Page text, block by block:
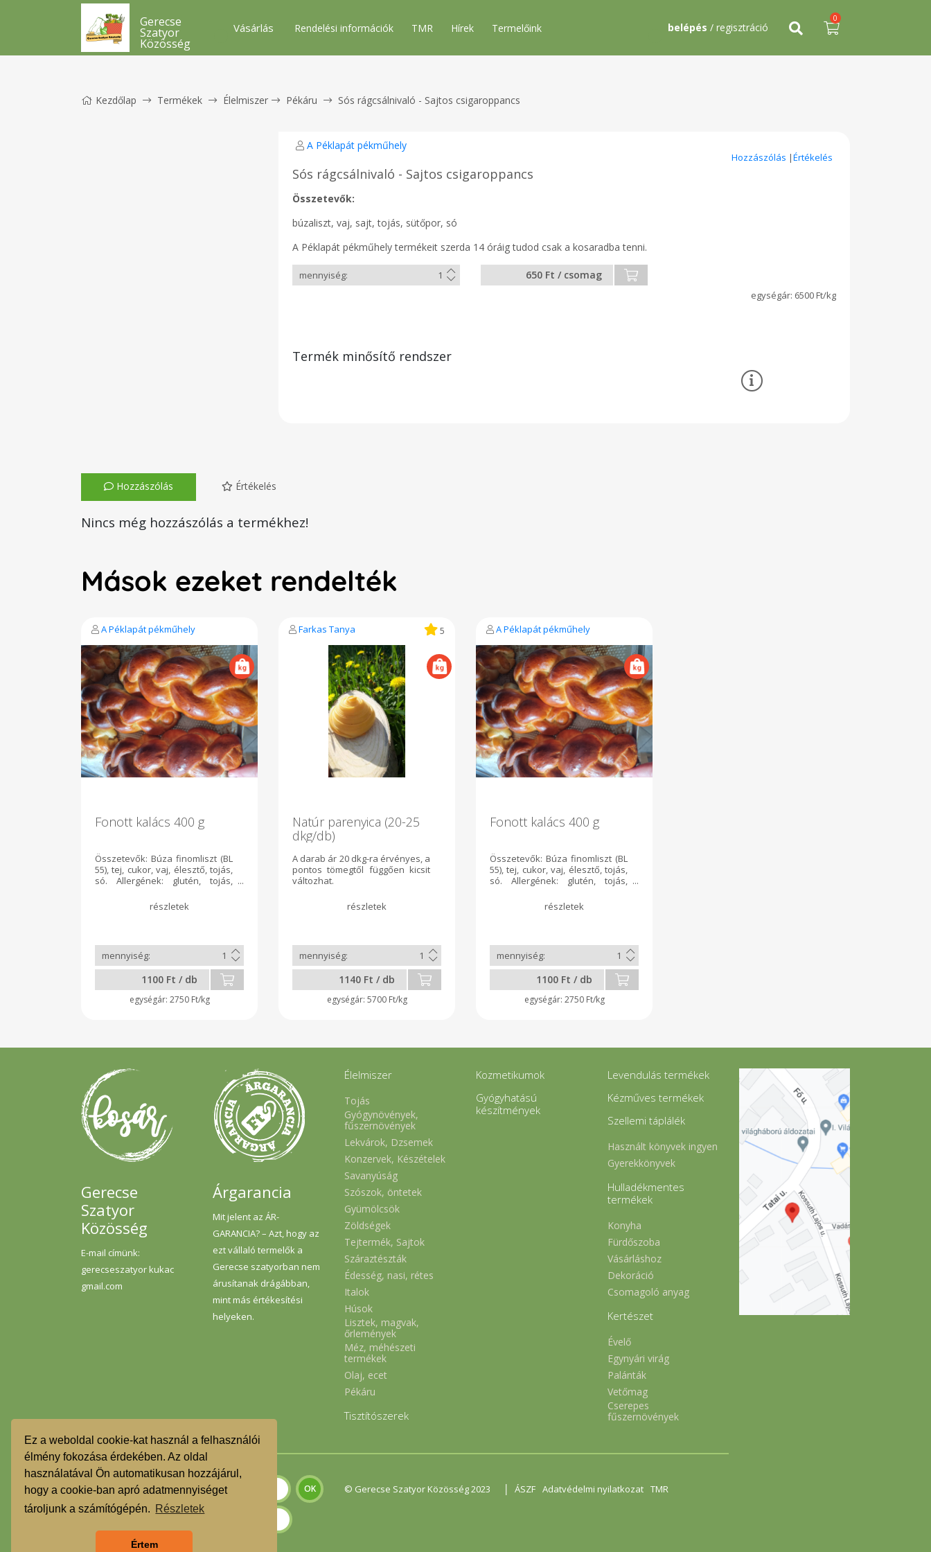
Ez a weboldal cookie-kat használ a felhasználói
élmény fokozása érdekében. Az oldal
használatával Ön automatikusan hozzájárul,
hogy a cookie-ban apró adatmennyiséget
tároljunk a számítógépén. Részletek
Értem
Gerecse
Szatyor
Közösség
Vásárlás Rendelési információk TMR Hírek Termelőink belépés / regisztráció
0
Kezdőlap Termékek Élelmiszer Pékáru Sós rágcsálnivaló - Sajtos csigaroppancs
A Péklapát pékműhely
Hozzászólás |Értékelés
Sós rágcsálnivaló - Sajtos csigaroppancs
Összetevők:
búzaliszt, vaj, sajt, tojás, sütőpor, só
A Péklapát pékműhely termékeit szerda 14 óráig tudod csak a kosaradba tenni.
650 Ft / csomag
6500 Ft/kg
Termék minősítő rendszer
Hozzászólás Értékelés
Nincs még hozzászólás a termékhez!
Mások ezeket rendelték
A Péklapát pékműhely
Fonott kalács 400 g
Összetevők: Búza finomliszt (BL
55), tej, cukor, vaj, élesztő, tojás,
só. Allergének: glutén, tojás,
termékeit szerda 14 óráig tudod
csak a kosaradba tenni.
1100 Ft / db
2750 Ft/kg
Farkas Tanya 5
Natúr parenyica (20-25
dkg/db)
A darab ár 20 dkg-ra érvényes, a
pontos tömegtől függően kicsit
változhat.
1140 Ft / db
5700 Ft/kg
A Péklapát pékműhely
Fonott kalács 400 g
Összetevők: Búza finomliszt (BL
55), tej, cukor, vaj, élesztő, tojás,
só. Allergének: glutén, tojás,
termékeit szerda 14 óráig tudod
csak a kosaradba tenni.
1100 Ft / db
2750 Ft/kg
Gerecse
Szatyor
Közösség
E-mail címünk:
gerecseszatyor kukac
gmail.com
Árgarancia
Mit jelent az ÁR-
GARANCIA? – Azt, hogy az
ezt vállaló termelők a
Gerecse szatyorban nem
árusítanak drágábban,
mint más értékesítési
helyeken.
Élelmiszer
Tojás
Gyógynövények,
fűszernövények
Lekvárok, Dzsemek
Konzervek, Készételek
Savanyúság
Szószok, öntetek
Gyümölcsök
Zöldségek
Tejtermék, Sajtok
Száraztészták
Édesség, nasi, rétes
Italok
Húsok
Lisztek, magvak,
őrlemények
Méz, méhészeti
termékek
Olaj, ecet
Pékáru
Tisztítószerek
Kozmetikumok
Gyógyhatású
készítmények
Levendulás termékek
Kézműves termékek
Szellemi táplálék
Használt könyvek ingyen
Gyerekkönyvek
Hulladékmentes
termékek
Konyha
Fürdőszoba
Vásárláshoz
Dekoráció
Csomagoló anyag
Kertészet
Évelő
Egynyári virág
Palánták
Vetőmag
Cserepes
fűszernövények
Szeretnék feliratkozni a hírlevélre.
© Gerecse Szatyor Közösség 2023 | ÁSZF Adatvédelmi nyilatkozat TMR